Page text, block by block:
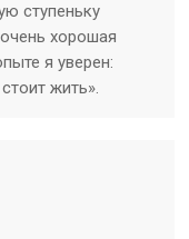
ступеньку
хорошая
я уверен:
жить».